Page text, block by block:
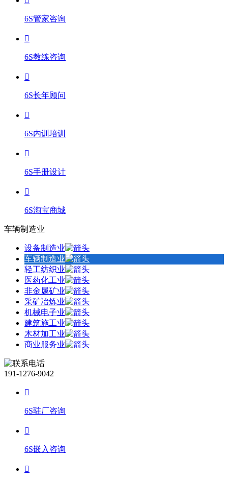
6S管家咨询
6S教练咨询
6S长年顾问
6S内训培训
6S手册设计
6S淘宝商城
车辆制造业
设备制造业
车辆制造业
轻工纺织业
医药化工业
非金属矿业
采矿冶炼业
机械电子业
建筑施工业
木材加工业
商业服务业
191-1276-9042
6S驻厂咨询
6S嵌入咨询